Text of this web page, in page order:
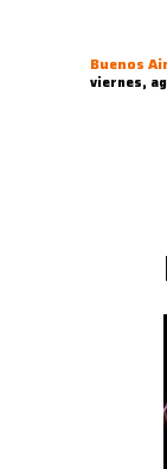
Buenos
viernes,